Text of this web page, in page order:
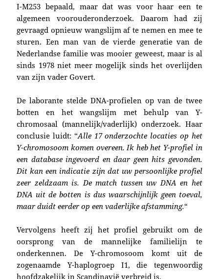
I-M253bepaald, maar dat was voor haar een te
algemeen voorouderonderzoek. Daarom had zij
gevraagd opnieuw wangslijm af te nemen en mee te
sturen. Een man van de vierde generatie van de
Nederlandse familie was mooier geweest, maar is al
sinds 1978 niet meer mogelijk sinds het overlijden
van zijn vader Govert.
De laborante steldeDNA-profielen op van de twee
botten en het wangslijm met behulp van Y-
chromosaal (mannelijk/vaderlijk) onderzoek. Haar
conclusie luidt: “Alle 17 onderzochte locaties op het
Y-chromosoom komen overeen. Ik heb het Y-profiel in
een database ingevoerd en daar geen hits gevonden.
Dit kan een indicatie zijn dat uw persoonlijke profiel
zeer zeldzaam is. De match tussen uw DNA en het
DNA uit de botten is dus waarschijnlijk geen toeval,
maar duidt eerder op een vaderlijke afstamming.“
Vervolgens heeft zij het profiel gebruikt om de
oorsprong van de mannelijke familielijn te
onderkennen. De Y-chromosoom komt uit de
zogenaamde Y-haplogroep I1, die tegenwoordig
hoofdzakelijk in Scandinavië verbreid is.